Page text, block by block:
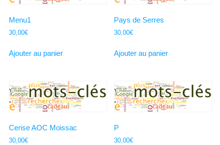
Menu1
30,00€
Ajouter au panier
Pays de Serres
30,00€
Ajouter au panier
Cerise AOC Moissac
30,00€
P
30,00€